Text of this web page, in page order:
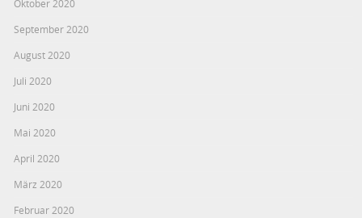
Oktober 2020
September 2020
August 2020
Juli 2020
Juni 2020
Mai 2020
April 2020
März 2020
Februar 2020